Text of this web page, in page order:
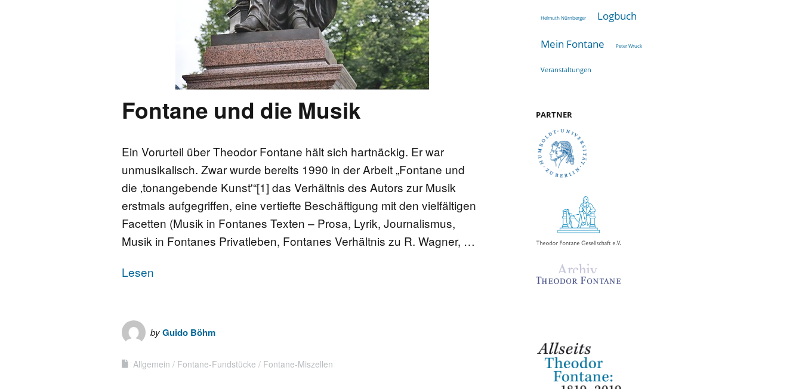
Fontane und die Musik
Ein Vorurteil über Theodor Fontane hält sich hartnäckig. Er war
unmusikalisch. Zwar wurde bereits 1990 in der Arbeit „Fontane und
die ‚tonangebende Kunst'“[1] das Verhältnis des Autors zur Musik
erstmals aufgegriffen, eine vertiefte Beschäftigung mit den vielfältigen
Facetten (Musik in Fontanes Texten – Prosa, Lyrik, Journalismus,
Musik in Fontanes Privatleben, Fontanes Verhältnis zu R. Wagner, …
Lesen
byGuido Böhm
Allgemein Fontane-Fundstücke Fontane-Miszellen
Helmuth Nürnberger Logbuch
Mein Fontane Peter Wruck
Veranstaltungen
PARTNER